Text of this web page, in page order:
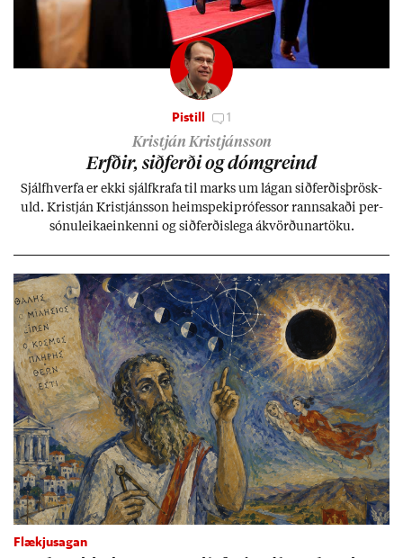
Pistill 1
Kristján Kristjánsson
Erfð­ir, sið­ferði og dómgreind
Sjálf­hverfa er ekki sjálf­krafa til marks um lág­an sið­ferð­is­þrösk­
uld. Kristján Kristjáns­son heim­speki­pró­fess­or rann­sak­aði per­
sónu­leika­ein­kenni og sið­ferð­is­lega ákvörð­un­ar­töku.
Flækjusagan